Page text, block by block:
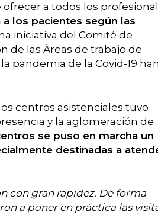
a todos los
los pacientes según las
iniciativa del Comité de
de las Áreas de trabajo de
pandemia de la Covid-19
centros asistenciales tuvo
y la aglomeración de
se puso en marcha un
destinadas a
con gran rapidez. De forma
a poner en práctica las